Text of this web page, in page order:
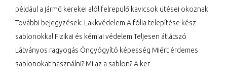
például a jármű kerekei alól felrepülő kavicsok ütései okoznak.
További bejegyzések: Lakkvédelem A fólia telepítése kész
sablonokkal Fizikai és kémiai védelem Teljesen átlátszó
Látványos ragyogás Öngyógyító képesség Miért érdemes
sablonokat használni? Mi az a sablon? A ker